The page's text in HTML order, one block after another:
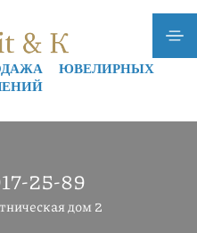
ЮВЕЛИРНЫХ
25-89
дом 2